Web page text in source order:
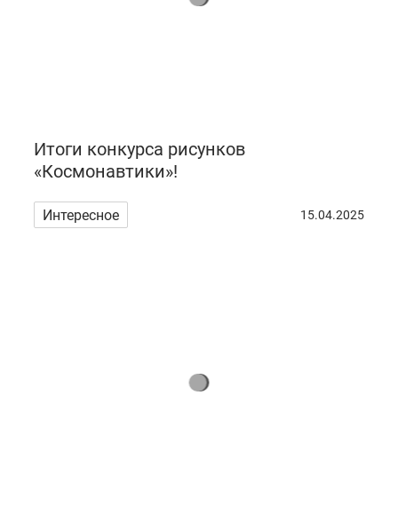
Итоги конкурса рисунков
«Космонавтики»!
Интересное 15.04.2025